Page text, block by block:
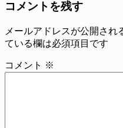
コメントを残す
メールアドレスが公開され
ている欄は必須項目です
コメント ※